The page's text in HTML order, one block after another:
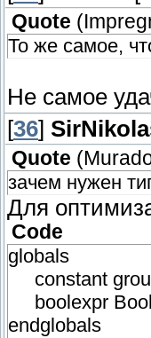
Quote (
То же самое,
Не самое
[36]
Quote (
зачем нужен
Для
Code
globals
constant
boolexpr Bool
endglobals